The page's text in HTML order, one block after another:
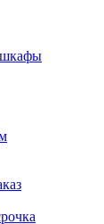
шкафы